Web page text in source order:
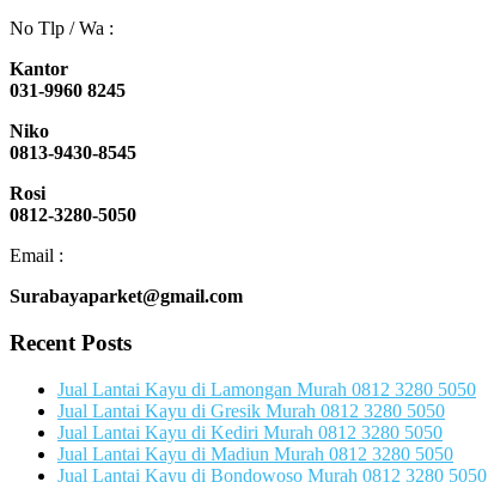
No Tlp / Wa :
Kantor
031-9960 8245
Niko
0813-9430-8545
Rosi
0812-3280-5050
Email :
Surabayaparket@gmail.com
Recent Posts
Jual Lantai Kayu di Lamongan Murah 0812 3280 5050
Jual Lantai Kayu di Gresik Murah 0812 3280 5050
Jual Lantai Kayu di Kediri Murah 0812 3280 5050
Jual Lantai Kayu di Madiun Murah 0812 3280 5050
Jual Lantai Kayu di Bondowoso Murah 0812 3280 5050